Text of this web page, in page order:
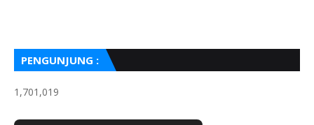
PENGUNJUNG :
1,701,019